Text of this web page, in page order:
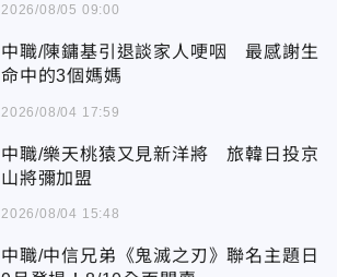
2026/08/05 09:00
中職/陳鏞基引退談家人哽咽 最感謝生
命中的3個媽媽
2026/08/04 17:59
中職/樂天桃猿又見新洋將 旅韓日投京
山將彌加盟
2026/08/04 15:48
中職/中信兄弟《鬼滅之刃》聯名主題日